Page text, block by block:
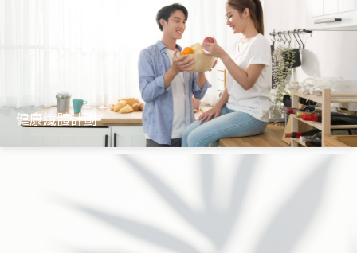
營養補充品成分天然，由獲藥品認證的廠商生
產，全面照顧您的日常所需
了解更多
跨科健康管理團隊為您提供360度專業的綜合
纖體計劃，融合您的生活
健康纖體計劃